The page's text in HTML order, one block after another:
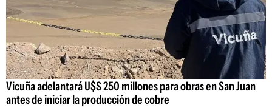
Vicuña adelantará U$S 250 millones para obras en San Juan
antes de iniciar la producción de cobre